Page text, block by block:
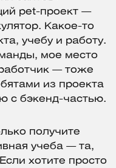
pet-проект —
Какое-то
учебу и работу.
мое место
— тоже
из проекта
с бэкенд-частью.
получите
учеба — та,
хотите просто